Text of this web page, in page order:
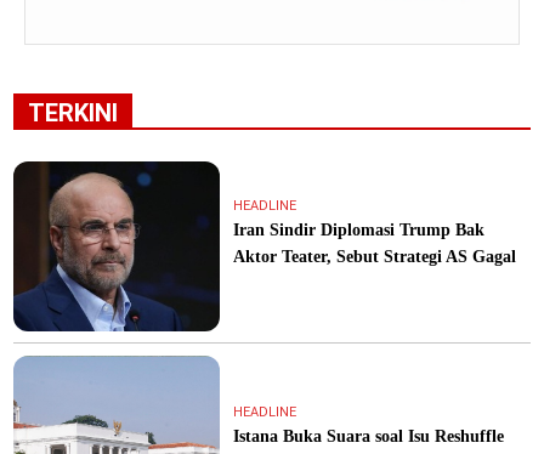
TERKINI
HEADLINE
Iran Sindir Diplomasi Trump Bak
Aktor Teater, Sebut Strategi AS Gagal
HEADLINE
Istana Buka Suara soal Isu Reshuffle